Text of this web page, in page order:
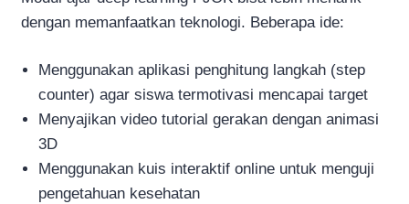
dengan memanfaatkan teknologi. Beberapa ide:
Menggunakan aplikasi penghitung langkah (step
counter) agar siswa termotivasi mencapai target
Menyajikan video tutorial gerakan dengan animasi
3D
Menggunakan kuis interaktif online untuk menguji
pengetahuan kesehatan